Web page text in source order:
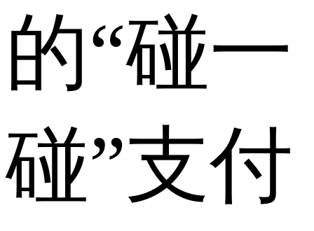
的“碰一
碰”支付